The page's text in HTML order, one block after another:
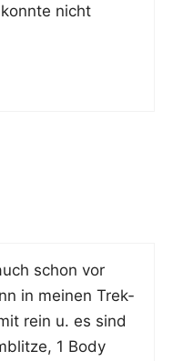
nicht
schon vor
in mei­nen Trek­
rein u. es sind
1 Body